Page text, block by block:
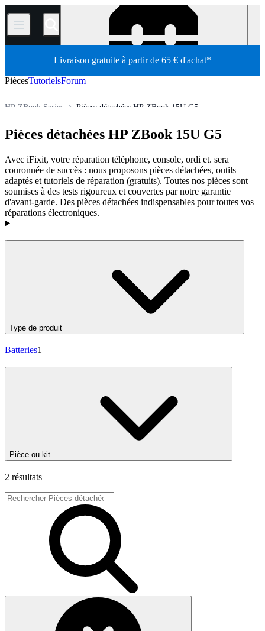
/
Livraison gratuite à partir de 65 € d'achat*
PiècesTutorielsForum
Pièces détachées HP ZBook 15U G5
HP ZBook Series
Pièces détachées
Boutique
Pièces détachées HP ZBook 15U G5
Avec iFixit, votre réparation téléphone, console, ordi et. sera
couronnée de succès : nous proposons pièces détachées, outils
adaptés et tutoriels de réparation (gratuits). Toutes nos pièces sont
soumises à des tests rigoureux et couvertes par notre garantie
d'avant-garde. Des pièces détachées indispensables pour toutes vos
réparations électroniques.
Produits
Type de produit
Batteries1
Pièce ou kit
2 résultats